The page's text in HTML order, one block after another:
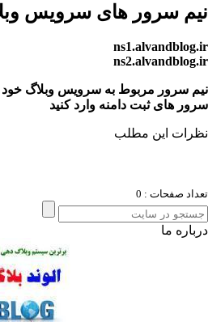
سرور هایسرویس
سرور مربوط به سرویس وبلاگ خود
های ثبت دامنه وارد کنید
این مطلب
صفحات : 0
ما